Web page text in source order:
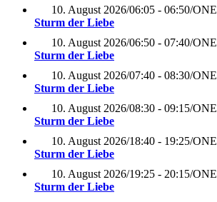
10. August 2026/06:05 - 06:50/ONE
Sturm der Liebe
10. August 2026/06:50 - 07:40/ONE
Sturm der Liebe
10. August 2026/07:40 - 08:30/ONE
Sturm der Liebe
10. August 2026/08:30 - 09:15/ONE
Sturm der Liebe
10. August 2026/18:40 - 19:25/ONE
Sturm der Liebe
10. August 2026/19:25 - 20:15/ONE
Sturm der Liebe